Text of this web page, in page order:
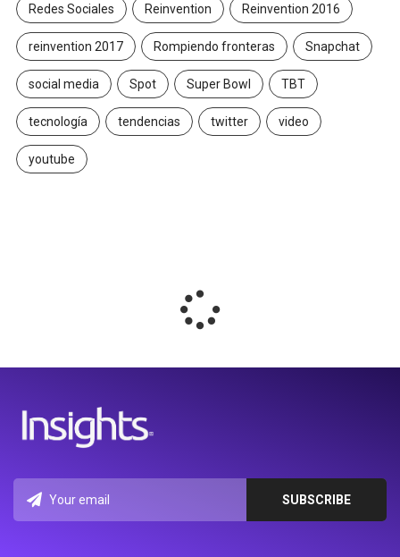
Redes Sociales Reinvention Reinvention 2016
reinvention 2017 Rompiendo fronteras Snapchat
social media Spot Super Bowl TBT
tecnología tendencias twitter video
youtube